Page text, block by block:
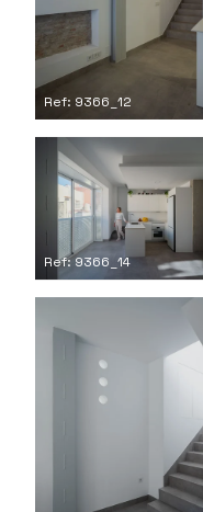
Ref: 9366_12
Ref: 9366_14